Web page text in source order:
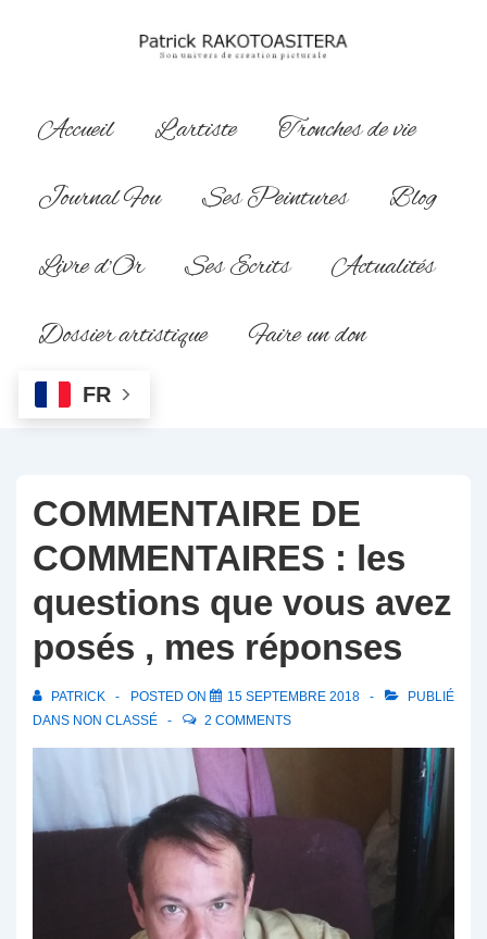
principal
Navigation
Accueil L’artiste
Tronches de vie
Journal Fou
Ses Peintures
Blog
Livre d’Or
Ses Ecrits
Actualités
Dossier artistique
Faire un don
FR
COMMENTAIRE DE
COMMENTAIRES : les
questions que vous avez
posés , mes réponses
PATRICK POSTED ON 15 SEPTEMBRE 2018
PUBLIÉ
DANS NON CLASSÉ 2 COMMENTS